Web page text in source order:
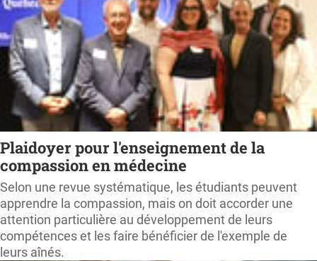
Plaidoyer pour l'enseignement de la
compassion en médecine
Selon une revue systématique, les étudiants peuvent
apprendre la compassion, mais on doit accorder une
attention particulière au développement de leurs
compétences et les faire bénéficier de l'exemple de
leurs aînés.